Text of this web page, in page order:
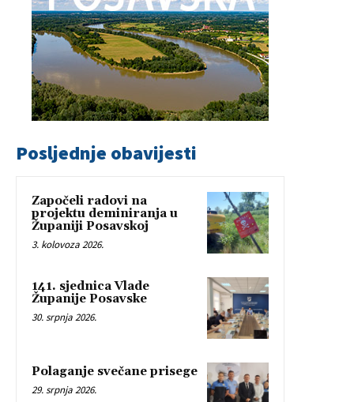
Posljednje obavijesti
Započeli radovi na
projektu deminiranja u
Županiji Posavskoj
3. kolovoza 2026.
141. sjednica Vlade
Županije Posavske
30. srpnja 2026.
Polaganje svečane prisege
29. srpnja 2026.